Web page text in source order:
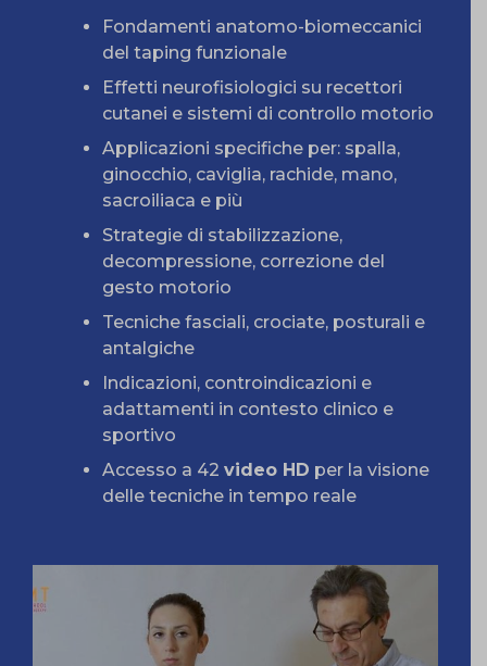
Fondamenti anatomo-biomeccanici
del taping funzionale
Effetti neurofisiologici su recettori
cutanei e sistemi di controllo motorio
Applicazioni specifiche per: spalla,
ginocchio, caviglia, rachide, mano,
sacroiliaca e più
Strategie di stabilizzazione,
decompressione, correzione del
gesto motorio
Tecniche fasciali, crociate, posturali e
antalgiche
Indicazioni, controindicazioni e
adattamenti in contesto clinico e
sportivo
Accesso a 42 video HD per la visione
delle tecniche in tempo reale